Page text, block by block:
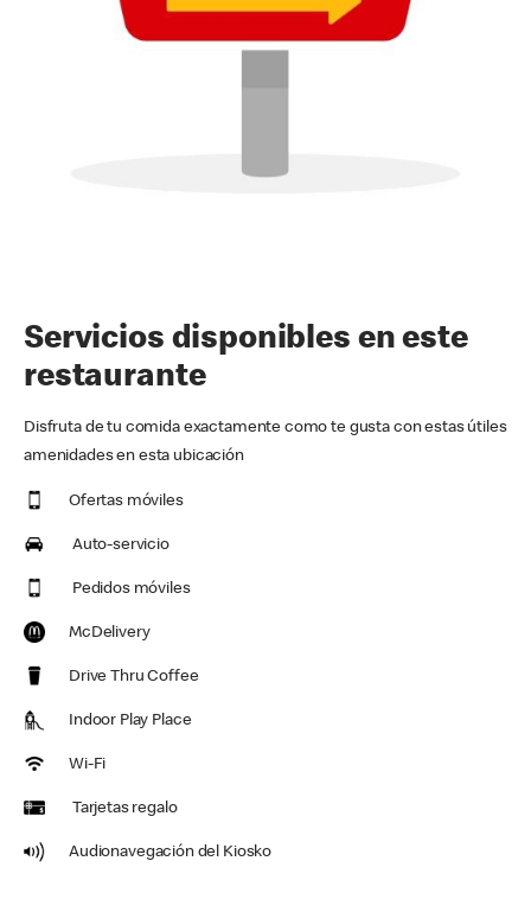
Servicios disponibles en este
restaurante
Disfruta de tu comida exactamente como te gusta con estas útiles
amenidades en esta ubicación
Ofertas móviles
Auto-servicio
Pedidos móviles
McDelivery
Drive Thru Coffee
Indoor Play Place
Wi-Fi
Tarjetas regalo
Audionavegación del Kiosko